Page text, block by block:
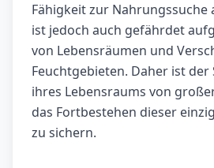
Fähigkeit zur Nahrungssuche
ist jedoch auch gefährdet
von Lebensräumen und
Feuchtgebieten. Daher ist
ihres Lebensraums von
das Fortbestehen dieser
zu sichern.